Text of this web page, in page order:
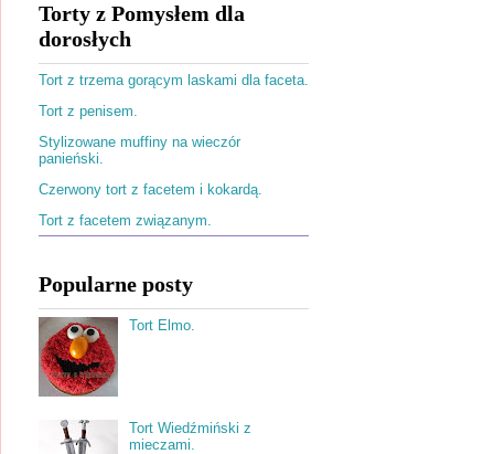
Torty z Pomysłem dla
dorosłych
Tort z trzema gorącym laskami dla faceta.
Tort z penisem.
Stylizowane muffiny na wieczór
panieński.
Czerwony tort z facetem i kokardą.
Tort z facetem związanym.
Popularne posty
Tort Elmo.
Tort Wiedźmiński z
mieczami.